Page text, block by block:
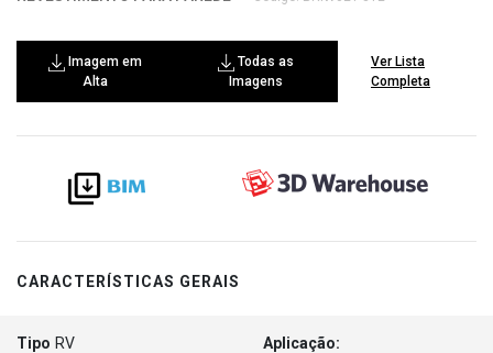
Imagem em
Alta
Imagens
Ver Lista
Completa
CARACTERÍSTICAS GERAIS
Tipo RV Aplicação: